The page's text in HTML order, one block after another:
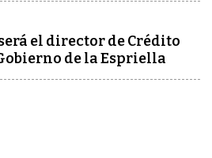
el director de Crédito
de la Espriella